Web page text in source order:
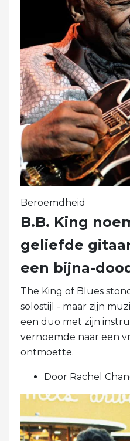
Beroemdheid
B.B. King
geliefde
een bijna-
The King of Blues
solostijl - maar zijn
een duo met zijn
vernoemde naar een
ontmoette.
Door Rachel